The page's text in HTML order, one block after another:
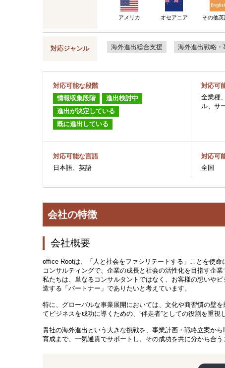
アメリカ オセアニア その他英
対応ジャンル 海外進出総合支援 海外進出戦略・
対応可能な段階
情報収集段階
進出検討中
進出が決定している
既に進出している
対応可
全業種
ル、サ
対応可能な言語
日本語、英語
対応可
全国
会社の特徴
会社概要
office Rootは、「人と社会をファシリテートする」ことを使命
コンサルティングで、企業の成長と社会の活性化を目指す企業
私たちは、単なるコンサルタントではなく、お客様の想いや
造する「パートナー」でありたいと考えています。
特に、グローバルな事業展開においては、文化や商習慣の壁
てビジネスを成功に導くための、”伴走者”としての役割を重視
貴社の海外進出という大きな挑戦を、事業計画・戦略立案か
育成まで、一気通貫でサポートし、その成功を共に分かち合う